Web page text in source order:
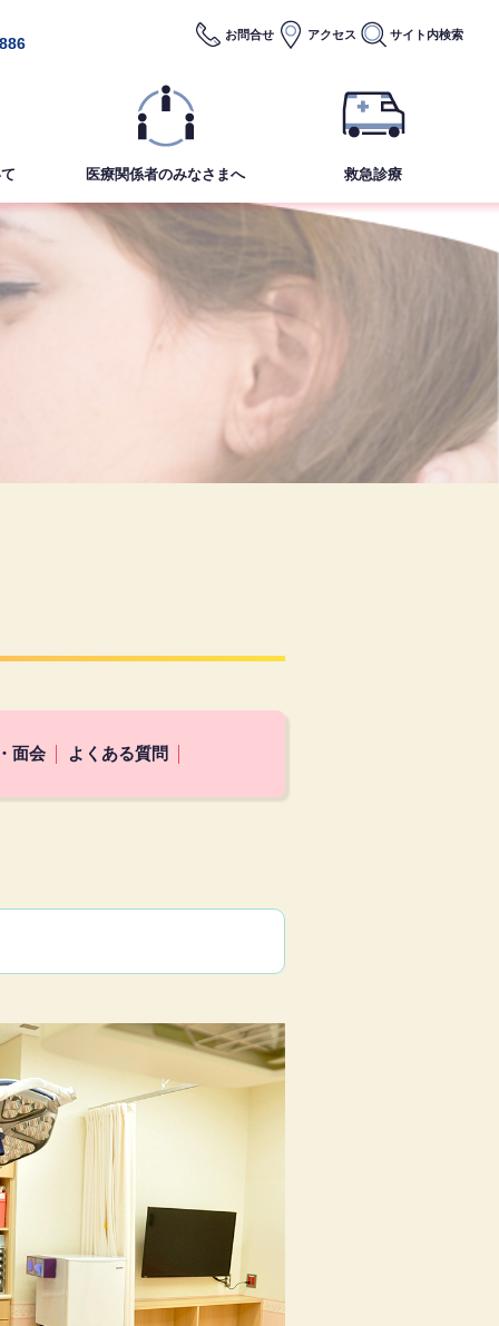
お問合せ アクセス サイト内検索
医療関係者のみなさまへ 救急診療
面会 よくある質問